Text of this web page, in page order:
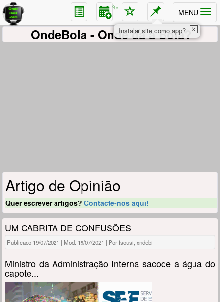
MENU
✨
OndeBola - Onde dá a Bola?
Artigo de Opinião
Quer escrever artigos? Contacte-nos aqui!
UM CABRITA DE CONFUSÕES
Publicado 19/07/2021 | Mod. 19/07/2021 | Por fsousi, ondebi
Ministro da Administração Interna sacode a água do
capote...
✕
Instalar site como app?